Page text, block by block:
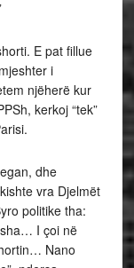
E pat fillue
i
njëherë kur
kerkoj “tek”
dhe
vra Djelmët
politike tha:
I çoi në
Nano